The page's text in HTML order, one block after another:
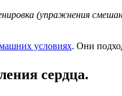
(упражнения
условиях. Они
сердца.